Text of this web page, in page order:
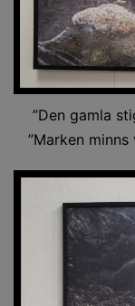
”Den gamla
”Marken